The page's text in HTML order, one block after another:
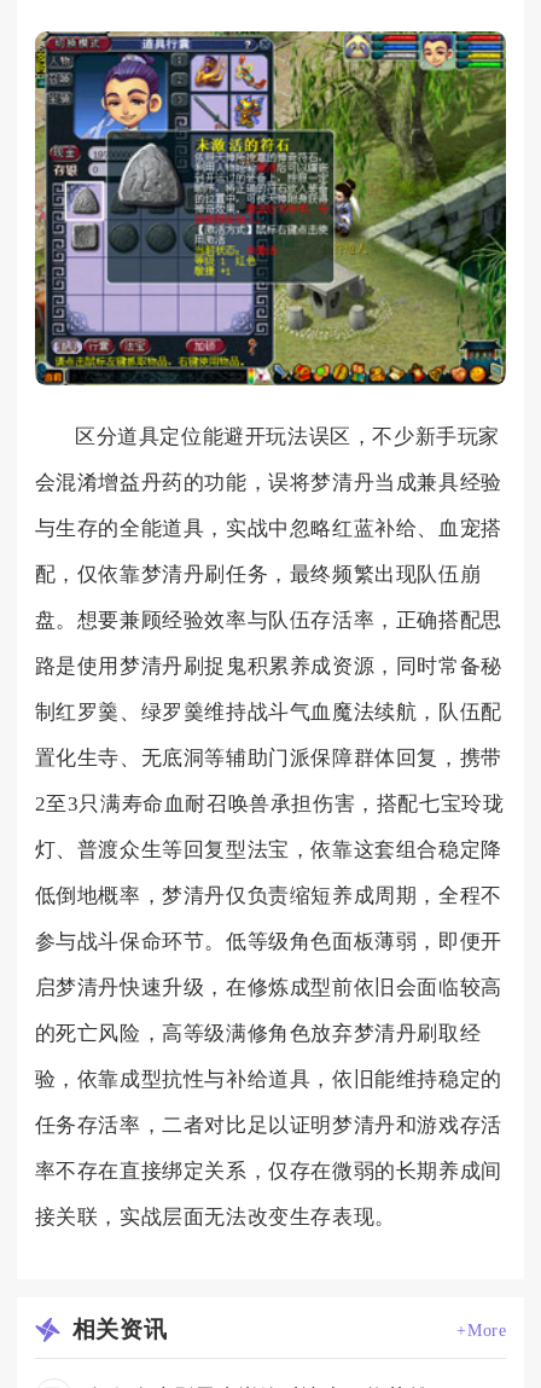
区分道具定位能避开玩法误区，不少新手玩家
会混淆增益丹药的功能，误将梦清丹当成兼具经验
与生存的全能道具，实战中忽略红蓝补给、血宠搭
配，仅依靠梦清丹刷任务，最终频繁出现队伍崩
盘。想要兼顾经验效率与队伍存活率，正确搭配思
路是使用梦清丹刷捉鬼积累养成资源，同时常备秘
制红罗羹、绿罗羹维持战斗气血魔法续航，队伍配
置化生寺、无底洞等辅助门派保障群体回复，携带
2至3只满寿命血耐召唤兽承担伤害，搭配七宝玲珑
灯、普渡众生等回复型法宝，依靠这套组合稳定降
低倒地概率，梦清丹仅负责缩短养成周期，全程不
参与战斗保命环节。低等级角色面板薄弱，即便开
启梦清丹快速升级，在修炼成型前依旧会面临较高
的死亡风险，高等级满修角色放弃梦清丹刷取经
验，依靠成型抗性与补给道具，依旧能维持稳定的
任务存活率，二者对比足以证明梦清丹和游戏存活
率不存在直接绑定关系，仅存在微弱的长期养成间
接关联，实战层面无法改变生存表现。
相关资讯 +More